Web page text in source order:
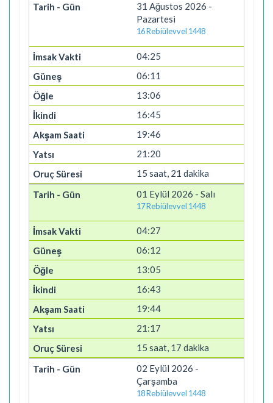
31 Ağustos 2026 -
Pazartesi
16 Rebiülevvel 1448
04:25
06:11
13:06
16:45
19:46
21:20
15 saat, 21 dakika
01 Eylül 2026 - Salı
17 Rebiülevvel 1448
04:27
06:12
13:05
16:43
19:44
21:17
15 saat, 17 dakika
02 Eylül 2026 -
Çarşamba
18 Rebiülevvel 1448